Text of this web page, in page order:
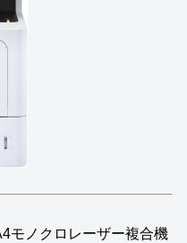
モノクロレーザー複合機